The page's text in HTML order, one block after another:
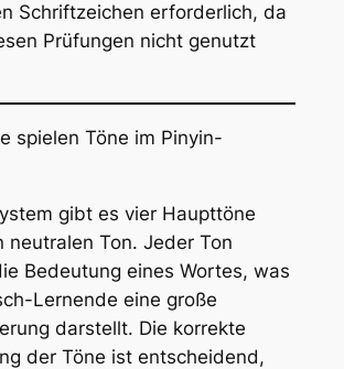
Schriftzeichen erforderlich, da
Prüfungen nicht genutzt
spielen Töne im Pinyin-
gibt es vier Haupttöne
neutralen Ton. Jeder Ton
Bedeutung eines Wortes, was
Lernende eine große
darstellt. Die korrekte
der Töne ist entscheidend,